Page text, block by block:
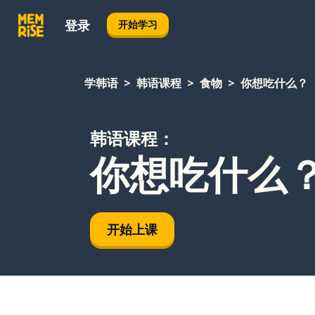
登录 开始学习
学韩语 韩语课程 食物 你想吃什么？
韩语课程：
你想吃什么
开始上课